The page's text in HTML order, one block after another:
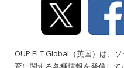
OUP ELT Global（英国）は、